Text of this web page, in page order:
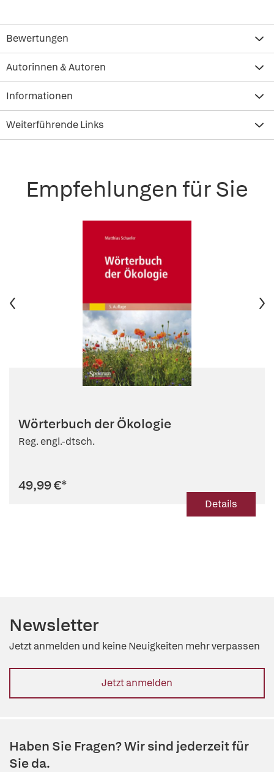
Bewertungen
Autorinnen & Autoren
Informationen
Weiterführende Links
Empfehlungen für Sie
Wörterbuch der Ökologie
Reg. engl.-dtsch.
49,99 €*
Details
Newsletter
Jetzt anmelden und keine Neuigkeiten mehr verpassen
Jetzt anmelden
Haben Sie Fragen? Wir sind jederzeit für
Sie da.